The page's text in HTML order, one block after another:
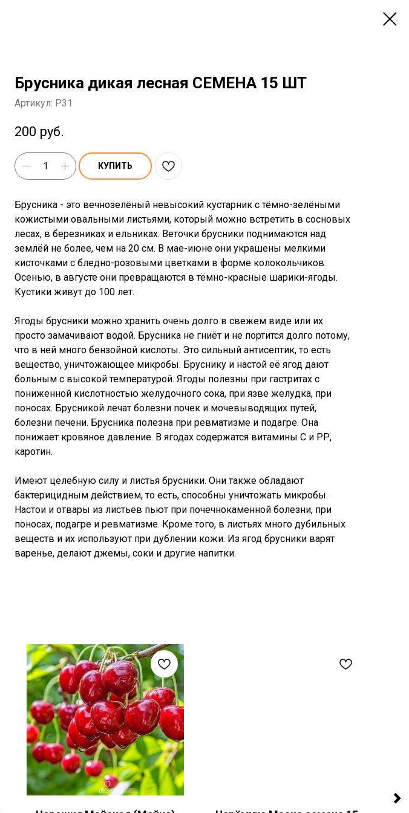
Брусника дикая лесная СЕМЕНА 15 ШТ
Артикул: P31
200 руб.
КУПИТЬ
Брусника - это вечнозелёный невысокий кустарник с тёмно-зелёными
кожистыми овальными листьями, который можно встретить в сосновых
лесах, в березниках и ельниках. Веточки брусники поднимаются над
землёй не более, чем на 20 см. В мае-июне они украшены мелкими
кисточками с бледно-розовыми цветками в форме колокольчиков.
Осенью, в августе они превращаются в тёмно-красные шарики-ягоды.
Кустики живут до 100 лет.
Ягоды брусники можно хранить очень долго в свежем виде или их
просто замачивают водой. Брусника не гниёт и не портится долго потому,
что в ней много бензойной кислоты. Это сильный антисептик, то есть
вещество, уничтожающее микробы. Бруснику и настой её ягод дают
больным с высокой температурой. Ягоды полезны при гастритах с
пониженной кислотностью желудочного сока, при язве желудка, при
поносах. Брусникой лечат болезни почек и мочевыводящих путей,
болезни печени. Брусника полезна при ревматизме и подагре. Она
понижает кровяное давление. В ягодах содержатся витамины С и РР,
каротин.
Имеют целебную силу и листья брусники. Они также обладают
бактерицидным действием, то есть, способны уничтожать микробы.
Настои и отвары из листьев пьют при почечнокаменной болезни, при
поносах, подагре и ревматизме. Кроме того, в листьях много дубильных
веществ и их используют при дублении кожи. Из ягод брусники варят
варенье, делают джемы, соки и другие напитки.